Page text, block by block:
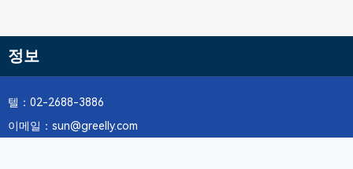
정보
텔：02-2688-3886
이메일：sun@greelly.com